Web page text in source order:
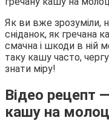
Як ви вже зрозуміли,
сніданок, як гречана
смачна і шкоди в ній
таку кашу часто,
знати міру!
Відео рецепт
кашу на